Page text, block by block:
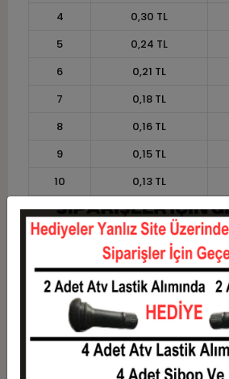
4
0,30 TL
5
0,24 TL
6
0,21 TL
7
0,18 TL
8
0,16 TL
9
0,15 TL
10
0,13 TL
11
0,12 TL
12
0,11 TL
Taksit Taksit Tutarı
1
1,10 TL
0,55 TL